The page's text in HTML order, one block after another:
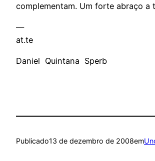
complementam. Um forte abraço a
—
at.te
Daniel Quintana Sperb
Publicado13 de dezembro de 2008em